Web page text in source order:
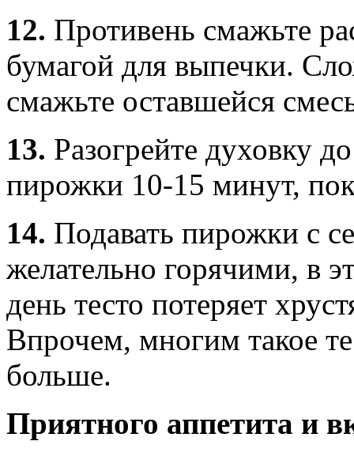
12. Противень смажьте
бумагой для выпечки.
смажьте оставшейся
13. Разогрейте духовку
пирожки 10-15 минут,
14. Подавать пирожки с
желательно горячими, в
день тесто потеряет
Впрочем, многим такое
больше.
Приятного аппетита и